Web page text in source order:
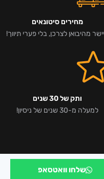
מחירים סיטונאים
מהיבואן לצרכן, בלי פערי תיווך!
ותק של 30 שנים
למעלה מ-30 שנים של ניסיון!
שלחו וואטסאפ